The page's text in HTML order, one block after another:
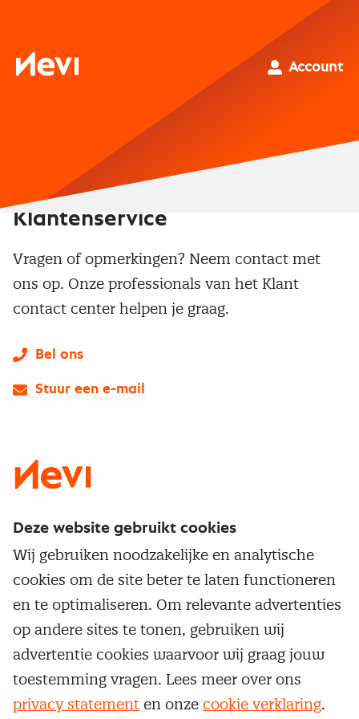
Nevi
Account
Service & contact
Over inkoop
Netwerk en communities
Aanmelden nieuwsbrief
Word lid van Nevi
Populaire thema's
Aanbesteden
Contractmanagement
Kostenmanagement
Onderhandelen
Opleidingen en trainingen
Trainingen
Opleidingen
Klantenservice
Vragen of opmerkingen? Neem contact met
ons op. Onze professionals van het Klant
contact center helpen je graag.
Bel ons
Stuur een e-mail
Cookievoorkeuren beherenOnzealgemene
Deze website gebruikt cookies
Wij gebruiken noodzakelijke en analytische
cookies om de site beter te laten functioneren
en te optimaliseren. Om relevante advertenties
op andere sites te tonen, gebruiken wij
advertentie cookies waarvoor wij graag jouw
toestemming vragen. Lees meer over ons
privacy statement en onze cookie verklaring.